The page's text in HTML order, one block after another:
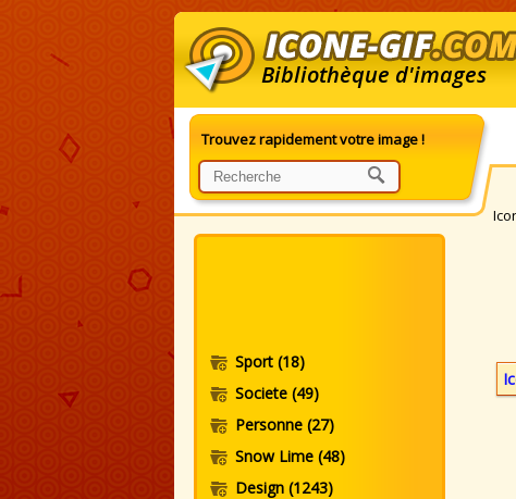
Bibliothèque d'images
Trouvez rapidement votre image !
Sport (18)
Societe (49)
Personne (27)
Snow Lime (48)
Design (1243)